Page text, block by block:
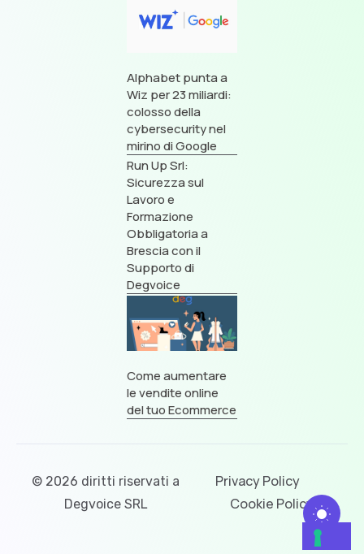
Alphabet punta a
Wiz per 23 miliardi:
colosso della
cybersecurity nel
mirino di Google
Run Up Srl:
Sicurezza sul
Lavoro e
Formazione
Obbligatoria a
Brescia con il
Supporto di
Degvoice
Come aumentare
le vendite online
del tuo Ecommerce
© 2026 diritti riservati a
Degvoice SRL
Privacy Policy
Cookie Policy